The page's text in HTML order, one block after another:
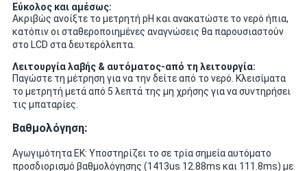
Εύκολος και αμέσως:
Ακριβώς ανοίξτε το μετρητή pH και ανακατώστε το νερό ήπια,
κατόπιν οι σταθεροποιημένες αναγνώσεις θα παρουσιαστούν
στο LCD στα δευτερόλεπτα.
Λειτουργία λαβής & αυτόματος-από τη λειτουργία:
Παγώστε τη μέτρηση για να την δείτε από το νερό. Κλεισίματα
το μετρητή μετά από 5 λεπτά της μη χρήσης για να συντηρήσει
τις μπαταρίες.
Βαθμολόγηση:
Αγωγιμότητα ΕΚ: Υποστηρίζει το σε τρία σημεία αυτόματο
προσδιορισμό βαθμολόγησης (1413us 12.88ms και 111.8ms) με